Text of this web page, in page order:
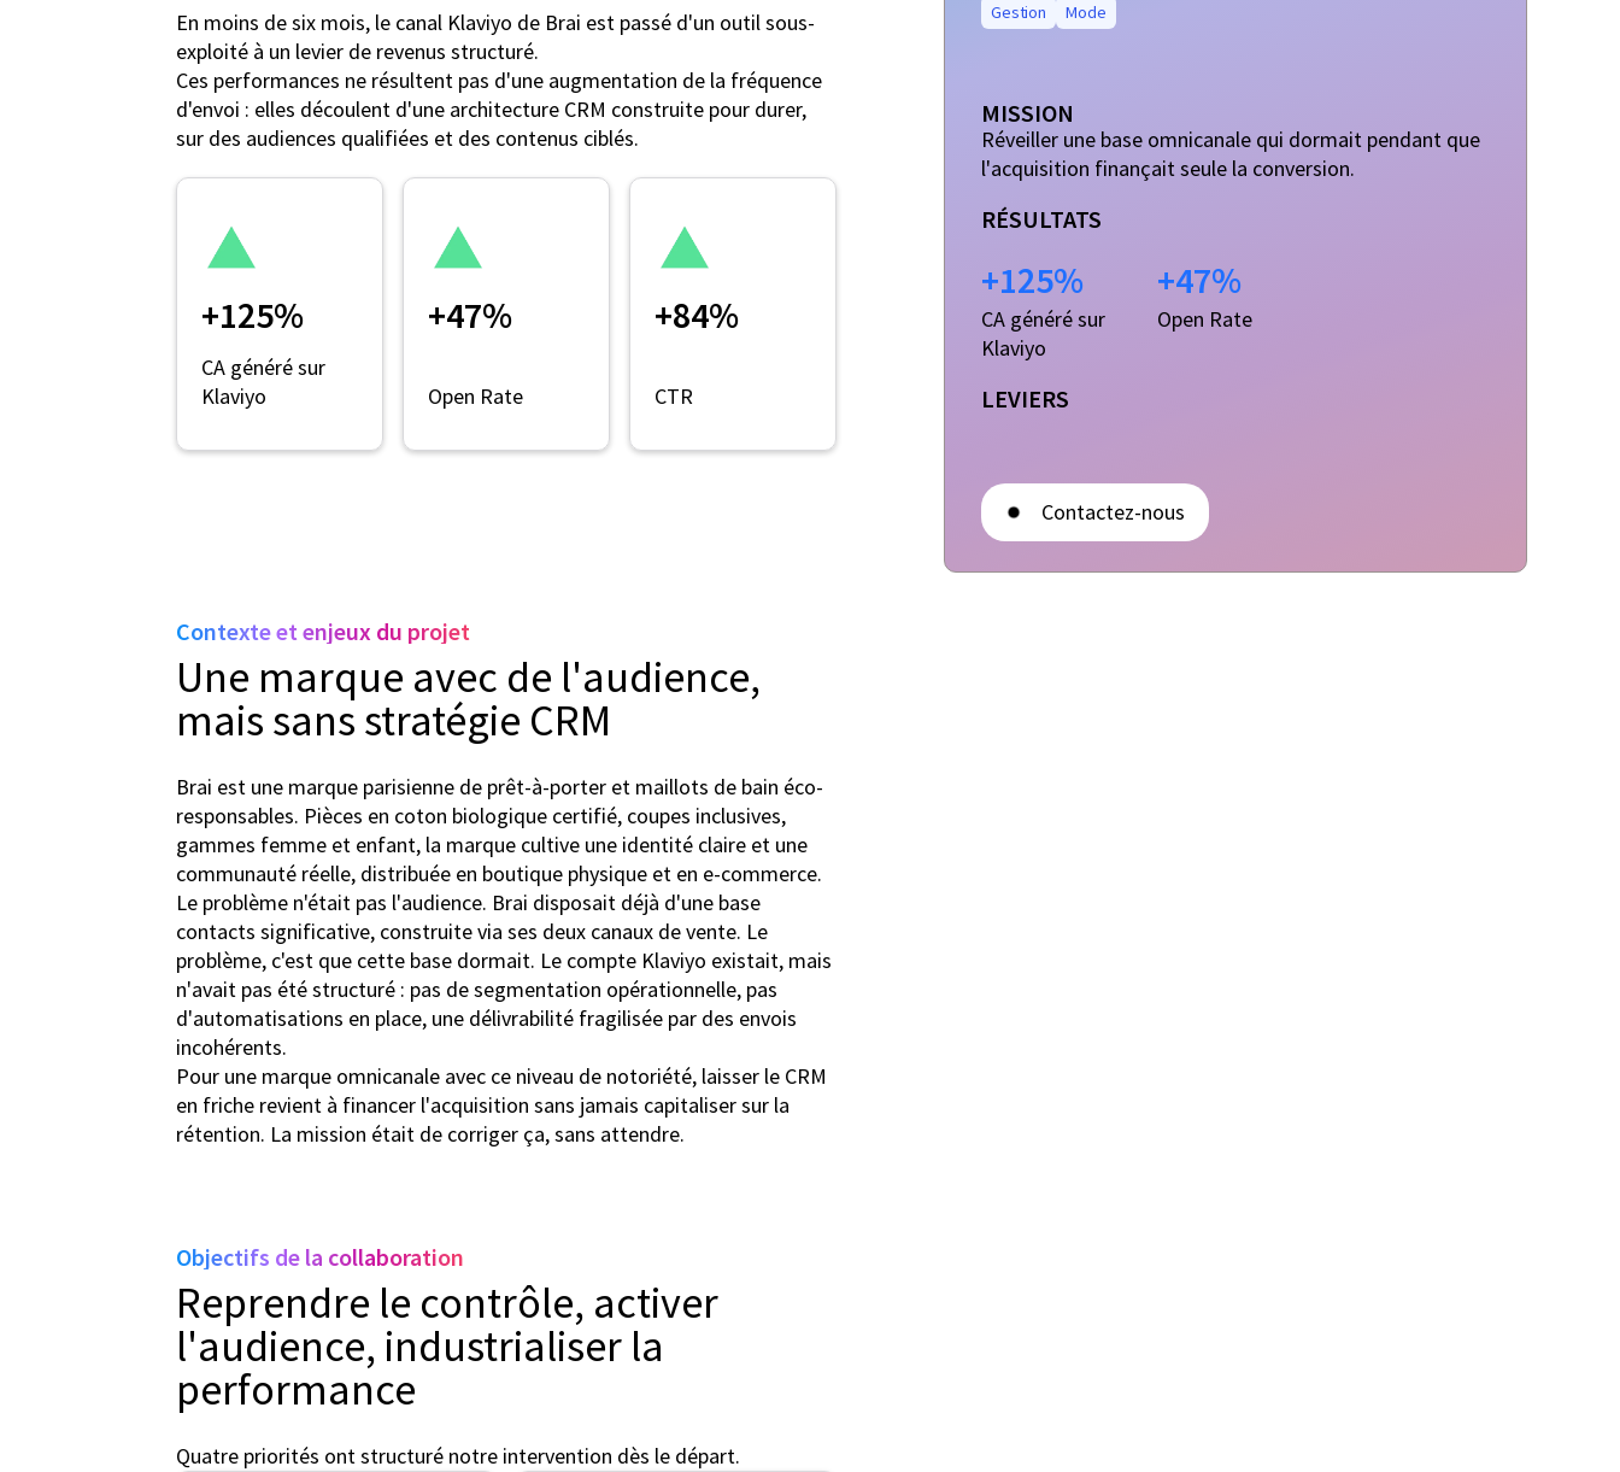
En moins de six mois, le canal Klaviyo de Brai est passé d'un outil sous-
exploité à un levier de revenus structuré.
Ces performances ne résultent pas d'une augmentation de la fréquence
d'envoi : elles découlent d'une architecture CRM construite pour durer,
sur des audiences qualifiées et des contenus ciblés.
+125%
CA généré sur
Klaviyo
+47%
Open Rate
+84%
CTR
Contexte et enjeux du projet
Une marque avec de l'audience,
mais sans stratégie CRM
Brai est une marque parisienne de prêt-à-porter et maillots de bain éco-
responsables. Pièces en coton biologique certifié, coupes inclusives,
gammes femme et enfant, la marque cultive une identité claire et une
communauté réelle, distribuée en boutique physique et en e-commerce.
Le problème n'était pas l'audience. Brai disposait déjà d'une base
contacts significative, construite via ses deux canaux de vente. Le
problème, c'est que cette base dormait. Le compte Klaviyo existait, mais
n'avait pas été structuré : pas de segmentation opérationnelle, pas
d'automatisations en place, une délivrabilité fragilisée par des envois
incohérents.
Pour une marque omnicanale avec ce niveau de notoriété, laisser le CRM
en friche revient à financer l'acquisition sans jamais capitaliser sur la
rétention. La mission était de corriger ça, sans attendre.
Objectifs de la collaboration
Reprendre le contrôle, activer
l'audience, industrialiser la
performance
Quatre priorités ont structuré notre intervention dès le départ.
Gestion Mode
MISSION
Réveiller une base omnicanale qui dormait pendant que
l'acquisition finançait seule la conversion.
RÉSULTATS
+125%
CA généré sur
Klaviyo
+47%
Open Rate
LEVIERS
Contactez-nous